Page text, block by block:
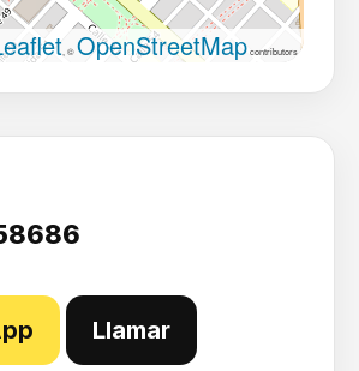
, ©OpenStreetMapcontributors
Llamar